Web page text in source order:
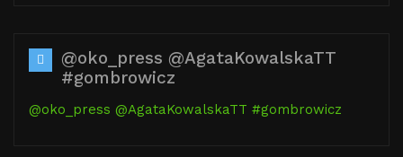
@oko_press @AgataKowalskaTT
#gombrowicz
@oko_press @AgataKowalskaTT #gombrowicz